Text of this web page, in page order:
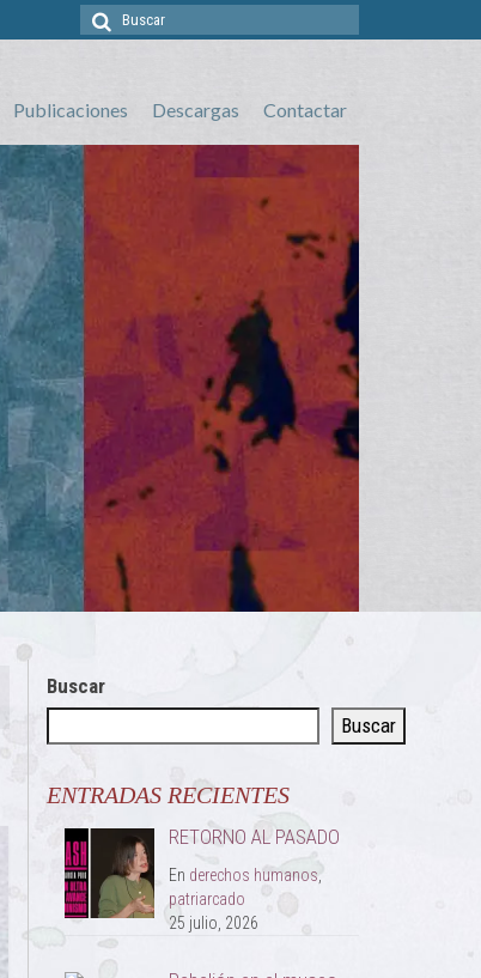
Buscar
Publicaciones Descargas Contactar
Buscar
Buscar
ENTRADAS RECIENTES
RETORNO AL PASADO
En derechos humanos,
patriarcado
25 julio, 2026